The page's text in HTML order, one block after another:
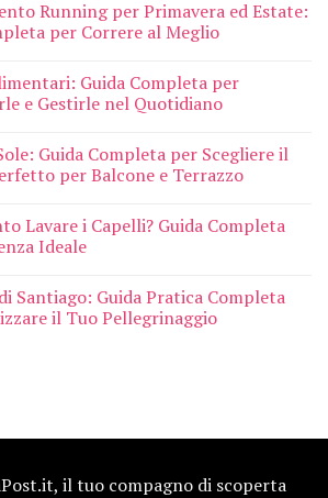
Running per Primavera ed Estate:
per Correre al Meglio
Guida Completa per
e Gestirle nel Quotidiano
Guida Completa per Scegliere il
per Balcone e Terrazzo
Lavare i Capelli? Guida Completa
Ideale
Santiago: Guida Pratica Completa
il Tuo Pellegrinaggio
il tuo compagno di scoperta